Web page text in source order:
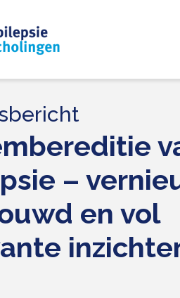
–
en vol